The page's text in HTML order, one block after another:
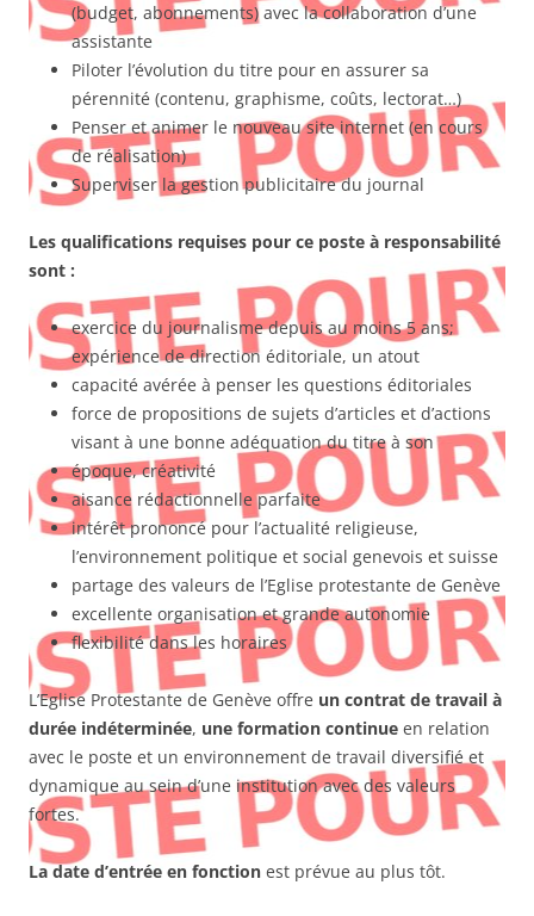
(budget, abonnements) avec la collaboration d’une
assistante
Piloter l’évolution du titre pour en assurer sa
pérennité (contenu, graphisme, coûts, lectorat…)
Penser et animer le nouveau site internet (en cours
de réalisation)
Superviser la gestion publicitaire du journal
Les qualifications requises pour ce poste à responsabilité
sont :
exercice du journalisme depuis au moins 5 ans;
expérience de direction éditoriale, un atout
capacité avérée à penser les questions éditoriales
force de propositions de sujets d’articles et d’actions
visant à une bonne adéquation du titre à son
époque, créativité
aisance rédactionnelle parfaite
intérêt prononcé pour l’actualité religieuse,
l’environnement politique et social genevois et suisse
partage des valeurs de l’Eglise protestante de Genève
excellente organisation et grande autonomie
flexibilité dans les horaires
L’Eglise Protestante de Genève offre un contrat de travail à
durée indéterminée, une formation continue en relation
avec le poste et un environnement de travail diversifié et
dynamique au sein d’une institution avec des valeurs
fortes.
La date d’entrée en fonction est prévue au plus tôt.